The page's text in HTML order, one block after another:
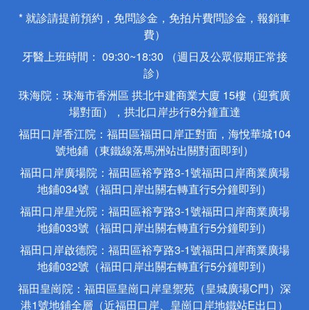
* 就診請提前預約，免問診金，免拍片費問診金，報銷車
費）
牙醫上班時間： 09:30~18:30 （週日及公眾假期正常接
診）
珠海院：珠海市香洲區 拱北中建商業大廈 15樓（迎賓廣
場對面），拱北口岸步行8分鐘直達
福田口岸香江院：福田區福田口岸正對面，海悅華城104
號地鋪（東鐵線落馬洲站出關對面即到）
福田口岸廣場院：福田區裕亨路3-1號福田口岸商業廣場
地鋪034號（福田口岸出關右轉直行5分鐘即到）
福田口岸星光院：福田區裕亨路3-1號福田口岸商業廣場
地鋪033號（福田口岸出關右轉直行5分鐘即到）
福田口岸啟德院：福田區裕亨路3-1號福田口岸商業廣場
地鋪032號（福田口岸出關右轉直行5分鐘即到）
福田皇崗院：福田區皇崗口岸皇禦苑（皇城廣場C門）深
港1號地鋪全層（近福田口岸、皇崗口岸地鐵站E出口）